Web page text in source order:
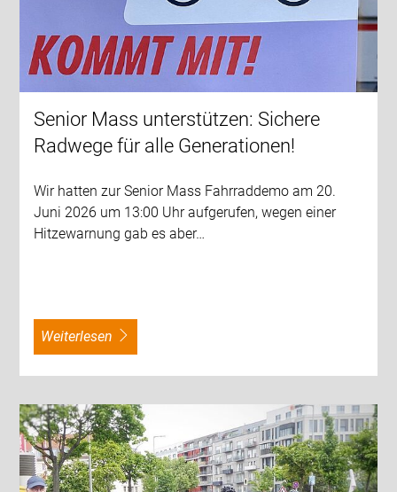
Senior Mass unterstützen: Sichere
Radwege für alle Generationen!
Wir hatten zur Senior Mass Fahrraddemo am 20.
Juni 2026 um 13:00 Uhr aufgerufen, wegen einer
Hitzewarnung gab es aber…
weiterlesen